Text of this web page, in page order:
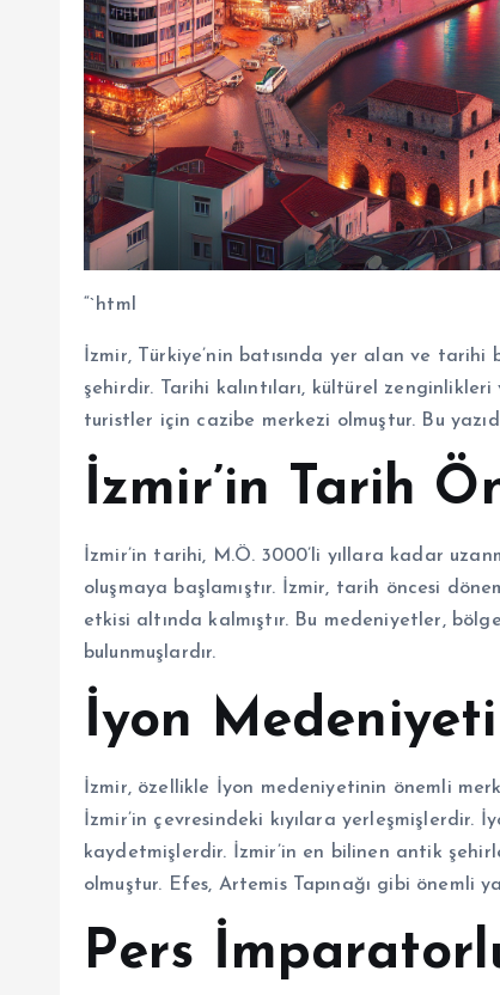
“`html
İzmir, Türkiye’nin batısında yer alan ve
şehirdir. Tarihi kalıntıları, kültürel
turistler için cazibe merkezi olmuştur. Bu
İzmir’in Tarih
İzmir’in tarihi, M.Ö. 3000’li yıllara kadar
oluşmaya başlamıştır. İzmir, tarih öncesi
etkisi altında kalmıştır. Bu medeniyetler,
bulunmuşlardır.
İyon Medeniyeti
İzmir, özellikle İyon medeniyetinin önemli
İzmir’in çevresindeki kıyılara
kaydetmişlerdir. İzmir’in en bilinen antik
olmuştur. Efes, Artemis Tapınağı gibi önemli
Pers